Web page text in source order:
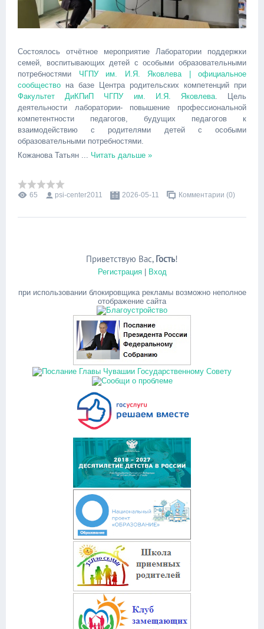
Состоялось отчётное мероприятие Лаборатории поддержки
семей, воспитывающих детей с особыми образовательными
потребностями ЧГПУ им. И.Я. Яковлева | официальное
сообщество на базе Центра родительских компетенций при
Факультет ДиКПиП ЧГПУ им. И.Я. Яковлева. Цель
деятельности лаборатории- повышение профессиональной
компетентности педагогов, будущих педагогов к
взаимодействию с родителями детей с особыми
образовательными потребностями.
Кожанова Татьян ... Читать дальше »
65 psi-center2011 2026-05-11 Комментарии (0)
Приветствую Вас, Гость!
Регистрация| Вход
при использовании блокировщика рекламы возможно неполное
отображение сайта